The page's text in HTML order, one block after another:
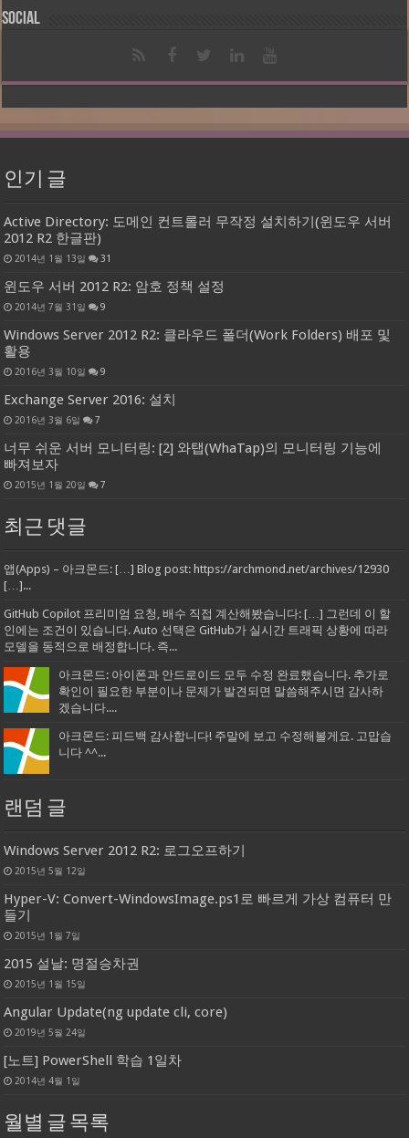
Social
인기 글
Active Directory: 도메인 컨트롤러 무작정 설치하기(윈도우 서버
2012 R2 한글판)
2014년 1월 13일 31
윈도우 서버 2012 R2: 암호 정책 설정
2014년 7월 31일 9
Windows Server 2012 R2: 클라우드 폴더(Work Folders) 배포 및
활용
2016년 3월 10일 9
Exchange Server 2016: 설치
2016년 3월 6일 7
너무 쉬운 서버 모니터링: [2] 와탭(WhaTap)의 모니터링 기능에
빠져보자
2015년 1월 20일 7
최근 댓글
앱(Apps) – 아크몬드: […] Blog post: https://archmond.net/archives/12930
[…]...
GitHub Copilot 프리미엄 요청, 배수 직접 계산해봤습니다: […] 그런데 이 할
인에는 조건이 있습니다. Auto 선택은 GitHub가 실시간 트래픽 상황에 따라
모델을 동적으로 배정합니다. 즉...
아크몬드: 아이폰과 안드로이드 모두 수정 완료했습니다. 추가로
확인이 필요한 부분이나 문제가 발견되면 말씀해주시면 감사하
겠습니다....
아크몬드: 피드백 감사합니다! 주말에 보고 수정해볼게요. 고맙습
니다 ^^...
랜덤 글
Windows Server 2012 R2: 로그오프하기
2015년 5월 12일
Hyper-V: Convert-WindowsImage.ps1로 빠르게 가상 컴퓨터 만
들기
2015년 1월 7일
2015 설날: 명절승차권
2015년 1월 15일
Angular Update(ng update cli, core)
2019년 5월 24일
[노트] PowerShell 학습 1일차
2014년 4월 1일
월별 글 목록